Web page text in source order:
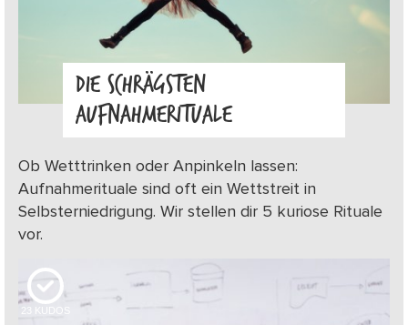
DIE SCHRÄGSTEN
AUFNAHMERITUALE
Ob Wetttrinken oder Anpinkeln lassen:
Aufnahmerituale sind oft ein Wettstreit in
Selbsterniedrigung. Wir stellen dir 5 kuriose Rituale
vor.
23 KUDOS